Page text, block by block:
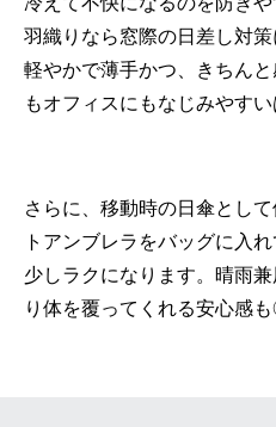
羽織りなら窓際の日差し対
軽やかで薄手かつ、きちん
もオフィスにもなじみやすい
さらに、移動時の日傘とし
トアンブレラをバッグに入
少しラクになります。晴雨
り体を覆ってくれる安心感も